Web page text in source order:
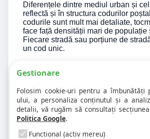
Diferențele dintre mediul urban și
reflectă și în structura codurilor
codurile sunt mult mai detaliate,
face față densității mari de populație
Fiecare stradă sau porțiune de
un cod unic.
asociat întregii localități sau, în unele
mai redusă decât în orașe, acest
suficient pentru volumul mai mic de
corespondență și pentru structura
adreselor.
Gestionare
Folosim cookie-uri pentru a îmbunătăți
ului, a personaliza conținutul și a
detalii, vă rugăm să consultați
Politica Google.
Functional (activ mereu)